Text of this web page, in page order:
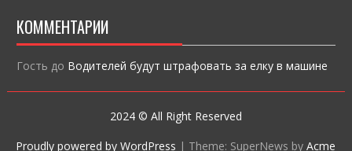
КОММЕНТАРИИ
Гость до Водителей будут штрафовать за елку в машине
2024 © All Right Reserved
Proudly powered by WordPress | Theme: SuperNews byAcme